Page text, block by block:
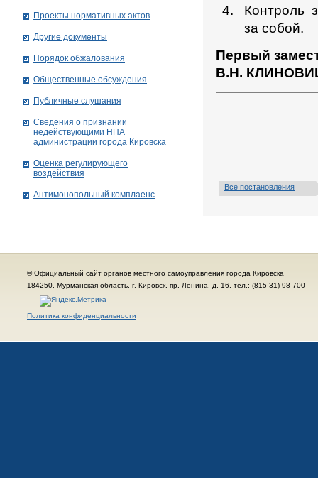
Контроль
за собой.
Первый
В.Н.
Все постановления
Проекты нормативных актов
Другие документы
Порядок обжалования
Общественные обсуждения
Публичные слушания
Сведения о признании
недействующими НПА
администрации города Кировскa
Оценка регулирующего
воздействия
Антимонопольный комплаенс
© Официальный сайт органов местного самоуправления города Кировска
184250, Мурманская область, г. Кировск, пр. Ленина, д. 16, тел.: (815-31) 98-700
Политика конфиденциальности